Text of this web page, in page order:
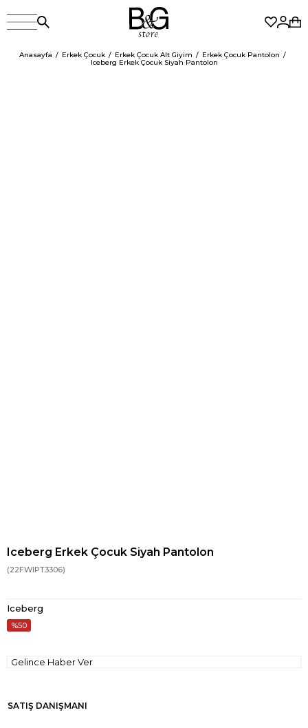
Anasayfa Erkek Çocuk Erkek Çocuk Alt Giyim
Erkek Çocuk Pantolon
Iceberg Erkek Çocuk Siyah Pantolon
Iceberg Erkek Çocuk Siyah Pantolon
(22FWIPT3306)
Iceberg
50
Gelince Haber Ver
SATIŞ DANIŞMANI